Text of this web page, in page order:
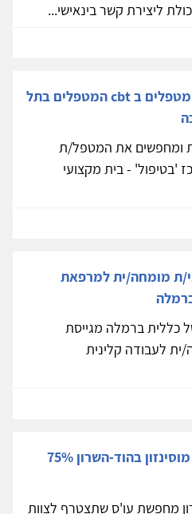
ליצירת קשר בינאישי...
למרכז ״בטיפול״ דרושים מטפלים ב cbt המטפלים בתל
ומחפשים את המטפל/ת
'בטיפול' - בית מקצועי
ת מומחה/ית למרפאת
כללית ברמלה מגייסת
ית לעבודה קלינית
דרוש/ה עו'ס לכפר הנוער מוסינזון בהוד-השרון 75%
מחפשת עו'ס שתצטרף לצוות